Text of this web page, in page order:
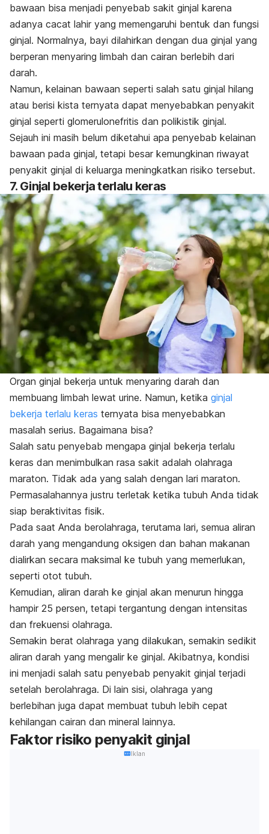
bawaan bisa menjadi penyebab sakit ginjal karena
adanya cacat lahir yang memengaruhi bentuk dan fungsi
ginjal. Normalnya, bayi dilahirkan dengan dua ginjal yang
berperan menyaring limbah dan cairan berlebih dari
darah.
Namun, kelainan bawaan seperti salah satu ginjal hilang
atau berisi kista ternyata dapat menyebabkan penyakit
ginjal seperti glomerulonefritis dan polikistik ginjal.
Sejauh ini masih belum diketahui apa penyebab kelainan
bawaan pada ginjal, tetapi besar kemungkinan riwayat
penyakit ginjal di keluarga meningkatkan risiko tersebut.
7. Ginjal bekerja terlalu keras
Organ ginjal bekerja untuk menyaring darah dan
membuang limbah lewat urine. Namun, ketika ginjal
bekerja terlalu keras ternyata bisa menyebabkan
masalah serius. Bagaimana bisa?
Salah satu penyebab mengapa ginjal bekerja terlalu
keras dan menimbulkan rasa sakit adalah olahraga
maraton. Tidak ada yang salah dengan lari maraton.
Permasalahannya justru terletak ketika tubuh Anda tidak
siap beraktivitas fisik.
Pada saat Anda berolahraga, terutama lari, semua aliran
darah yang mengandung oksigen dan bahan makanan
dialirkan secara maksimal ke tubuh yang memerlukan,
seperti otot tubuh.
Kemudian, aliran darah ke ginjal akan menurun hingga
hampir 25 persen, tetapi tergantung dengan intensitas
dan frekuensi olahraga.
Semakin berat olahraga yang dilakukan, semakin sedikit
aliran darah yang mengalir ke ginjal. Akibatnya, kondisi
ini menjadi salah satu penyebab penyakit ginjal terjadi
setelah berolahraga. Di lain sisi, olahraga yang
berlebihan juga dapat membuat tubuh lebih cepat
kehilangan cairan dan mineral lainnya.
Faktor risiko penyakit ginjal
Iklan